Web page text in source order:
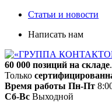
Статьи и новости
Написать нам
60 000 позиций на складе
Только
Время работы Пн-Пт
Сб-Вс Выходной